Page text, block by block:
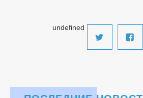
undefined